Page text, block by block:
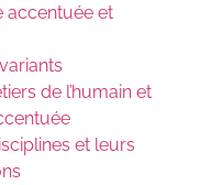
accentuée et
de l’humain et
et leurs